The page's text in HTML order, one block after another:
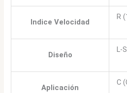
Indice Velocidad
R
Diseño
L-
Aplicación
C